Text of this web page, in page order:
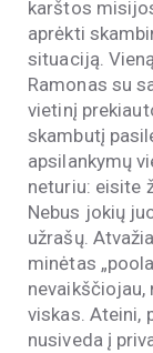
karštos
aprėkti
situaciją.
Ramonas su
vietinį
skambutį
apsilankymų
neturiu: eisite
Nebus jokių
užrašų.
minėtas
nevaikščiojau,
viskas. Ateini,
nusiveda į